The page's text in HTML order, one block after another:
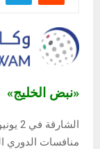
«نبض الخليج»
منافسات الدوري